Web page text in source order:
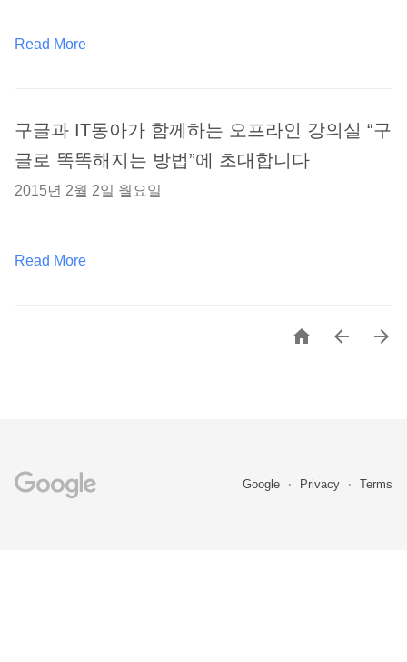
Read More
구글과 IT동아가 함께하는 오프라인 강의실 “구
글로 똑똑해지는 방법”에 초대합니다
2015년 2월 2일 월요일
Read More
  
Google Privacy Terms